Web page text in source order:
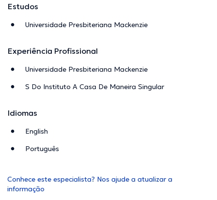
Estudos
Universidade Presbiteriana Mackenzie
Experiência Profissional
Universidade Presbiteriana Mackenzie
S Do Instituto A Casa De Maneira Singular
Idiomas
English
Português
Conhece este especialista? Nos ajude a atualizar a
informação